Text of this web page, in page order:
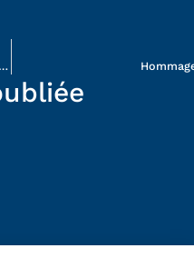
dénoncent un recul historique et exigent un véritable débat public